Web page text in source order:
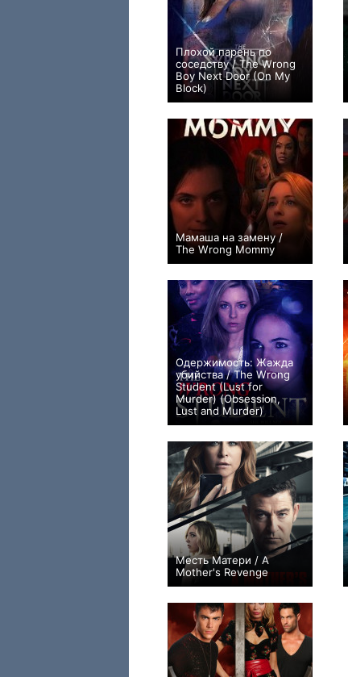
Плохой парень по
соседству / The Wrong
Boy Next Door (On My
Block)
+1
Мамаша на замену /
The Wrong Mommy
0
Одержимость: Жажда
убийства / The Wrong
Student (Lust for
Murder) (Obsession,
Lust and Murder)
0
Месть Матери / A
Mother's Revenge
0